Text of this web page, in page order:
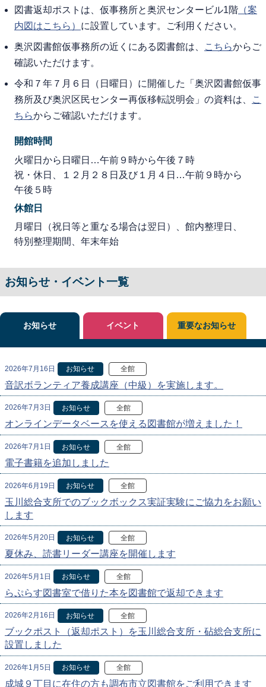
図書返却ポストは、仮事務所と奥沢センタービル1階 （案
内図はこちら） に設置しています。ご利用ください。
奥沢図書館仮事務所の近くにある図書館は、 こちらからご
確認いただけます。
令和７年７月６日（日曜日）に開催した「奥沢図書館仮事
務所及び奥沢区民センター再仮移転説明会」の資料は、
こ
ちらからご確認いただけます。
開館時間
火曜日から日曜日…午前９時から午後７時
祝・休日、１２月２８日及び１月４日…午前９時から
午後５時
休館日
月曜日（祝日等と重なる場合は翌日）、館内整理日、
特別整理期間、年末年始
お知らせ・イベント一覧
お知らせ
2026年7月16日 お知らせ 全館
音訳ボランティア養成講座（中級）を実施します。
2026年7月3日 お知らせ 全館
オンラインデータベースを使える図書館が増えました！
2026年7月1日 お知らせ 全館
電子書籍を追加しました
2026年6月19日 お知らせ 全館
玉川総合支所でのブックボックス実証実験にご協力をお願い
します
2026年5月20日 お知らせ 全館
夏休み、読書リーダー講座を開催します
2026年5月1日 お知らせ 全館
らぷらす図書室で借りた本を図書館で返却できます
2026年2月16日 お知らせ 全館
ブックポスト（返却ポスト）を玉川総合支所・砧総合支所に
設置しました
2026年1月5日 お知らせ 全館
成城９丁目に在住の方も調布市立図書館をご利用できます
イベント 重要なお知らせ